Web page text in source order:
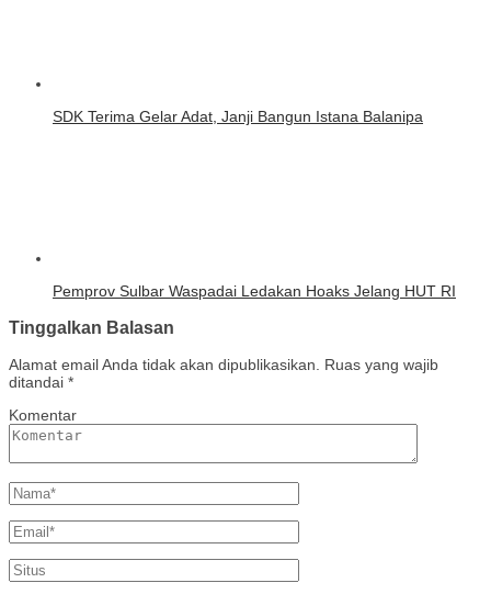
SDK Terima Gelar Adat, Janji Bangun Istana Balanipa
Pemprov Sulbar Waspadai Ledakan Hoaks Jelang HUT RI
Tinggalkan Balasan
Alamat email Anda tidak akan dipublikasikan. Ruas yang wajib
ditandai *
Komentar